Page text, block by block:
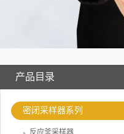
产品目录
密闭采样器系列
反应釜采样器